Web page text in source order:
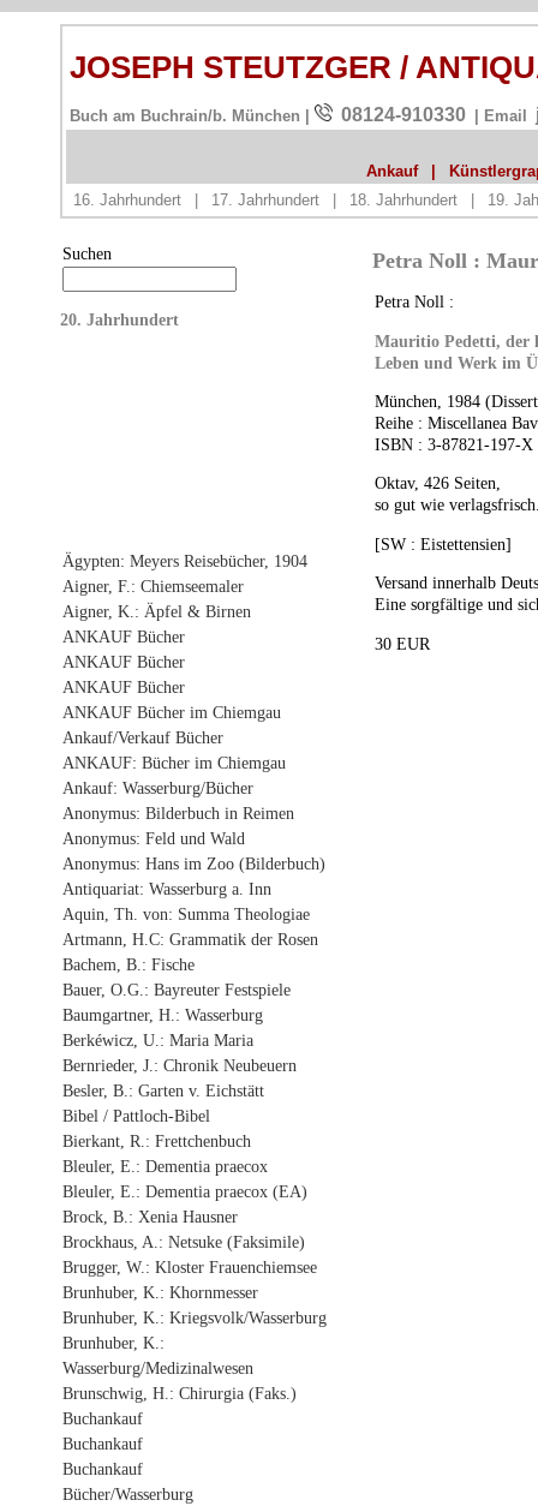
JOSEPH STEUTZGER /
Buch am Buchrain/b. München | 08124-910330 | Email
Ankauf
16. Jahrhundert
17. Jahrhundert 18. Jahrhundert 19.
Suchen
20. Jahrhundert
Ägypten: Meyers Reisebücher, 1904
Aigner, F.: Chiemseemaler
Aigner, K.: Äpfel & Birnen
ANKAUF Bücher
ANKAUF Bücher
ANKAUF Bücher
ANKAUF Bücher im Chiemgau
Ankauf/Verkauf Bücher
ANKAUF: Bücher im Chiemgau
Ankauf: Wasserburg/Bücher
Anonymus: Bilderbuch in Reimen
Anonymus: Feld und Wald
Anonymus: Hans im Zoo (Bilderbuch)
Antiquariat: Wasserburg a. Inn
Aquin, Th. von: Summa Theologiae
Artmann, H.C: Grammatik der Rosen
Bachem, B.: Fische
Bauer, O.G.: Bayreuter Festspiele
Baumgartner, H.: Wasserburg
Berkéwicz, U.: Maria Maria
Bernrieder, J.: Chronik Neubeuern
Besler, B.: Garten v. Eichstätt
Bibel / Pattloch-Bibel
Bierkant, R.: Frettchenbuch
Bleuler, E.: Dementia praecox
Bleuler, E.: Dementia praecox (EA)
Brock, B.: Xenia Hausner
Brockhaus, A.: Netsuke (Faksimile)
Brugger, W.: Kloster Frauenchiemsee
Brunhuber, K.: Khornmesser
Brunhuber, K.: Kriegsvolk/Wasserburg
Brunhuber, K.:
Wasserburg/Medizinalwesen
Brunschwig, H.: Chirurgia (Faks.)
Buchankauf
Buchankauf
Buchankauf
Bücher/Wasserburg
Petra Noll :
Petra Noll :
Mauritio Pedetti, der
Leben und Werk im
München, 1984
Reihe : Miscellanea
ISBN : 3-87821-197-X
Oktav, 426 Seiten,
so gut wie
[SW : Eistettensien]
Versand innerhalb
Eine sorgfältige und
30 EUR